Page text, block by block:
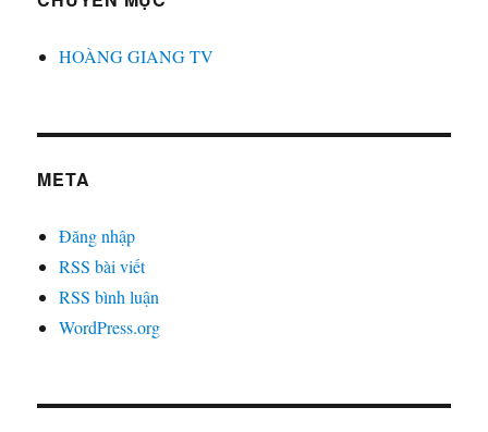
HOÀNG GIANG TV
META
Đăng nhập
RSS bài viết
RSS bình luận
WordPress.org